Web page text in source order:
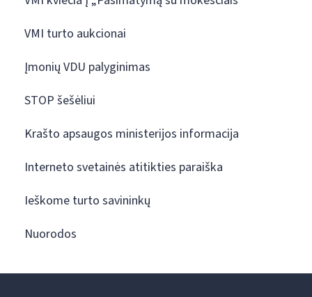
VMI turto aukcionai
Įmonių VDU palyginimas
STOP šešėliui
Krašto apsaugos ministerijos informacija
Interneto svetainės atitikties paraiška
Ieškome turto savininkų
Nuorodos